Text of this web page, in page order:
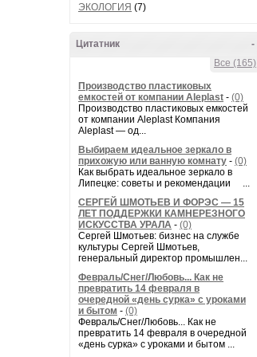
ЭКОЛОГИЯ (7)
-
Цитатник
Все (165)
Производство пластиковых
емкостей от компании Aleplast - (0)
Производство пластиковых емкостей
от компании Aleplast Компания
Aleplast — од...
Выбираем идеальное зеркало в
прихожую или ванную комнату - (0)
Как выбрать идеальное зеркало в
Липецке: советы и рекомендации ...
СЕРГЕЙ ШМОТЬЕВ И ФОРЭС — 15
ЛЕТ ПОДДЕРЖКИ КАМНЕРЕЗНОГО
ИСКУССТВА УРАЛА - (0)
Сергей Шмотьев: бизнес на службе
культуры Сергей Шмотьев,
генеральный директор промышлен...
Февраль/Снег/Любовь... Как не
превратить 14 февраля в
очередной «день сурка» с уроками
и бытом - (0)
Февраль/Снег/Любовь... Как не
превратить 14 февраля в очередной
«день сурка» с уроками и бытом ...